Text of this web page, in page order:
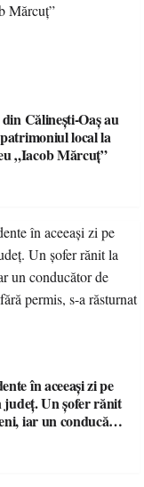
Călinești-Oaș au
local la
„Iacob Mărcuț”
în aceeași zi pe
județ. Un șofer rănit
iar un conducător